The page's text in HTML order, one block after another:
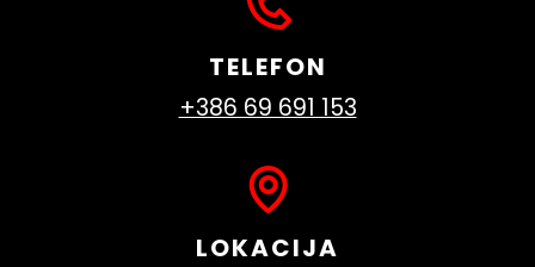
TELEFON
+386 69 691 153
LOKACIJA